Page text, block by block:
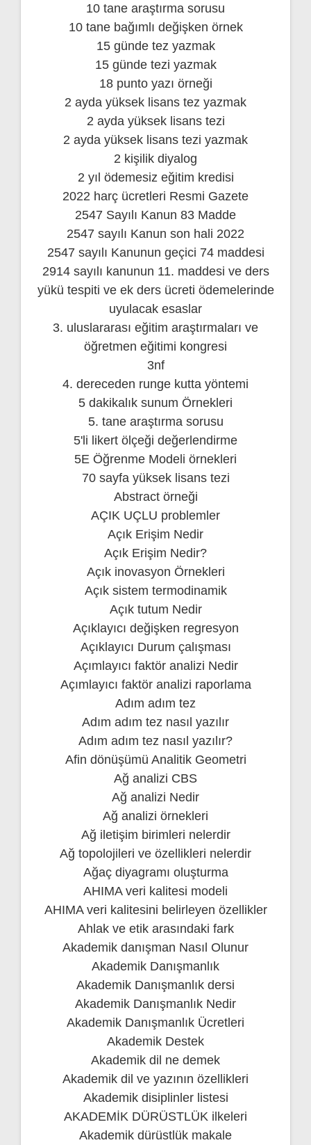
10 tane araştırma sorusu
10 tane bağımlı değişken örnek
15 günde tez yazmak
15 günde tezi yazmak
18 punto yazı örneği
2 ayda yüksek lisans tez yazmak
2 ayda yüksek lisans tezi
2 ayda yüksek lisans tezi yazmak
2 kişilik diyalog
2 yıl ödemesiz eğitim kredisi
2022 harç ücretleri Resmi Gazete
2547 Sayılı Kanun 83 Madde
2547 sayılı Kanun son hali 2022
2547 sayılı Kanunun geçici 74 maddesi
2914 sayılı kanunun 11. maddesi ve ders
yükü tespiti ve ek ders ücreti ödemelerinde
uyulacak esaslar
3. uluslararası eğitim araştırmaları ve
öğretmen eğitimi kongresi
3nf
4. dereceden runge kutta yöntemi
5 dakikalık sunum Örnekleri
5. tane araştırma sorusu
5'li likert ölçeği değerlendirme
5E Öğrenme Modeli örnekleri
70 sayfa yüksek lisans tezi
Abstract örneği
AÇIK UÇLU problemler
Açık Erişim Nedir
Açık Erişim Nedir?
Açık inovasyon Örnekleri
Açık sistem termodinamik
Açık tutum Nedir
Açıklayıcı değişken regresyon
Açıklayıcı Durum çalışması
Açımlayıcı faktör analizi Nedir
Açımlayıcı faktör analizi raporlama
Adım adım tez
Adım adım tez nasıl yazılır
Adım adım tez nasıl yazılır?
Afin dönüşümü Analitik Geometri
Ağ analizi CBS
Ağ analizi Nedir
Ağ analizi örnekleri
Ağ iletişim birimleri nelerdir
Ağ topolojileri ve özellikleri nelerdir
Ağaç diyagramı oluşturma
AHIMA veri kalitesi modeli
AHIMA veri kalitesini belirleyen özellikler
Ahlak ve etik arasındaki fark
Akademik danışman Nasıl Olunur
Akademik Danışmanlık
Akademik Danışmanlık dersi
Akademik Danışmanlık Nedir
Akademik Danışmanlık Ücretleri
Akademik Destek
Akademik dil ne demek
Akademik dil ve yazının özellikleri
Akademik disiplinler listesi
AKADEMİK DÜRÜSTLÜK ilkeleri
Akademik dürüstlük makale